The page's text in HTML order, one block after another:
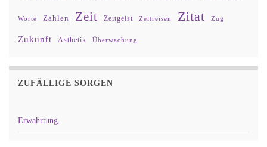
Worte Zahlen Zeit Zeitgeist Zeitreisen Zitat Zug
Zukunft Ästhetik Überwachung
ZUFÄLLIGE SORGEN
Erwahrtung.